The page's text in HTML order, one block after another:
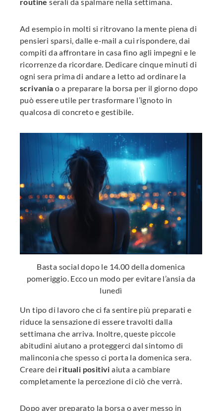
Ad esempio in molti si ritrovano la mente piena di
pensieri sparsi, dalle e-mail a cui rispondere, dai
compiti da affrontare in casa fino agli impegni e le
ricorrenze da ricordare. Dedicare cinque minuti di
ogni sera prima di andare a letto ad ordinare la
scrivania o a preparare la borsa per il giorno dopo
può essere utile per trasformare l’ignoto in
qualcosa di concreto e gestibile.
Basta social dopo le 14.00 della domenica
pomeriggio. Ecco un modo per evitare l’ansia da
lunedì
Un tipo di lavoro che ci fa sentire più preparati e
riduce la sensazione di essere travolti dalla
settimana che arriva. Inoltre, queste piccole
abitudini aiutano a proteggerci dal sintomo di
malinconia che spesso ci porta la domenica sera.
Creare dei rituali positivi aiuta a cambiare
completamente la percezione di ciò che verrà.
Dopo aver preparato la borsa o aver messo in